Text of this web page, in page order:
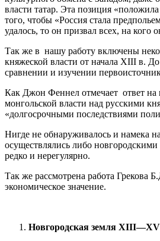
власти татар. Эта позиция
того, чтобы «Россия стала
удалось, то он призвал всех, на
Так же в нашу работу включены
княжеской власти от начала XIII в.
сравнении и изучении
Как Джон Феннел отмечает ответ
монгольской власти над русскими
«долгосрочными послед­ствиями
Нигде не обнаруживалось и намека
осуществлялись либо
редко и нерегулярно.
Так же рассмотрена работа Грекова
экономическое значение.
Новгородская земля XIII—XV